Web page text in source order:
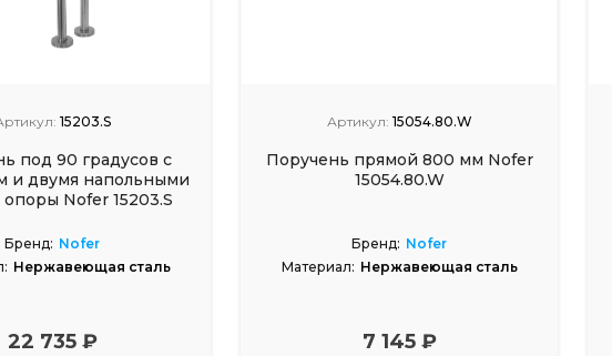
15203.S
под 90 градусов с
и двумя напольными
опоры Nofer 15203.S
Бренд: Nofer
Нержавеющая сталь
22 735 ₽
Артикул: 15054.80.W
Поручень прямой 800 мм Nofer
15054.80.W
Бренд: Nofer
Материал: Нержавеющая сталь
7 145 ₽